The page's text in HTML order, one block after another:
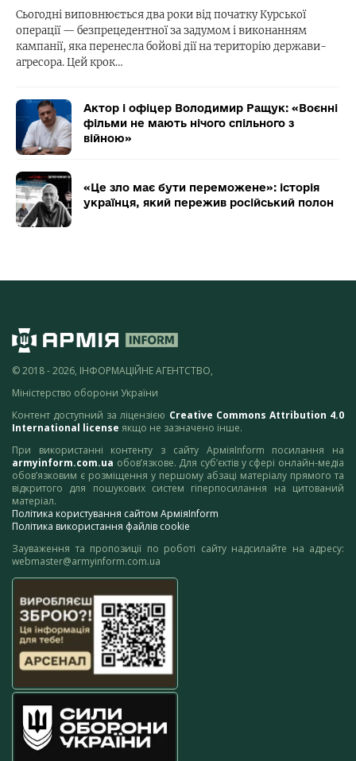
Сьогодні виповнюється два роки від початку Курської
операції — безпрецедентної за задумом і виконанням
кампанії, яка перенесла бойові дії на територію держави-
агресора. Цей крок…
Актор і офіцер Володимир Ращук: «Воєнні
фільми не мають нічого спільного з
війною»
«Це зло має бути переможене»: історія
українця, який пережив російський полон
© 2018 - 2026, ІНФОРМАЦІЙНЕ АГЕНТСТВО,
Міністерство оборони України
Контент доступний за ліцензією Creative Commons Attribution 4.0
International license якщо не зазначено інше.
При використанні контенту з сайту АрміяInform посилання на
armyinform.com.ua обов’язкове. Для суб’єктів у сфері онлайн-медіа
обов’язковим є розміщення у першому абзаці матеріалу прямого та
відкритого для пошукових систем гіперпосилання на цитований
матеріал.
Політика користування сайтом АрміяInform
Політика використання файлів cookie
Зауваження та пропозиції по роботі сайту надсилайте на адресу:
webmaster@armyinform.com.ua